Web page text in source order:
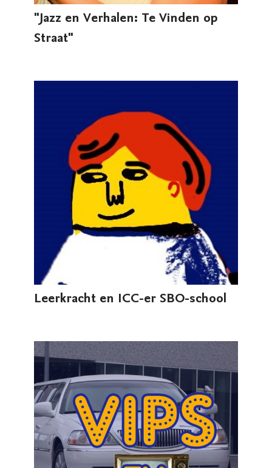
"Jazz en Verhalen: Te Vinden op
Straat"
Leerkracht en ICC-er SBO-school